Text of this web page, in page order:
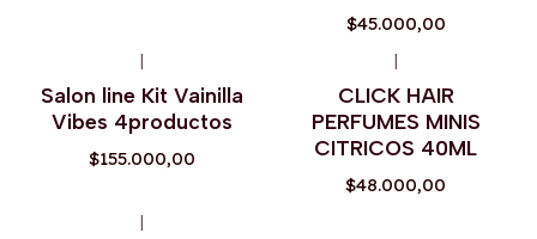
$45.000,00
|
Salon line Kit Vainilla
Vibes 4productos
$155.000,00
|
CLICK HAIR
PERFUMES MINIS
CITRICOS 40ML
$48.000,00